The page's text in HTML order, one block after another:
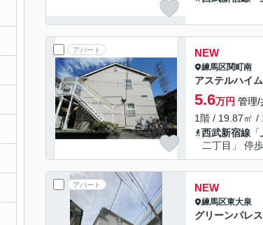
アパート NEW
練馬区関町南
アステルハイ
5.6万円 管理/
1階 / 19.87㎡ /
西武新宿線 「
二丁目」 停
アパート NEW
練馬区東大泉
グリーンパレ